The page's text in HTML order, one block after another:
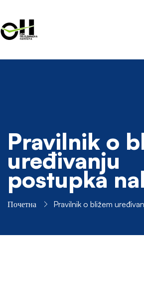
Pravilnik o
uređivanju
postupka
Почетна Pravilnik o bližem